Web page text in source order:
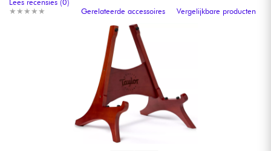
Synths & samplers
Hoofdtelefoon
★ ★ ★ ★ ★
★ ★ ★ ★ ★
Lees recensies (0)
Gerelateerde accessoires
Vergelijkbare producten